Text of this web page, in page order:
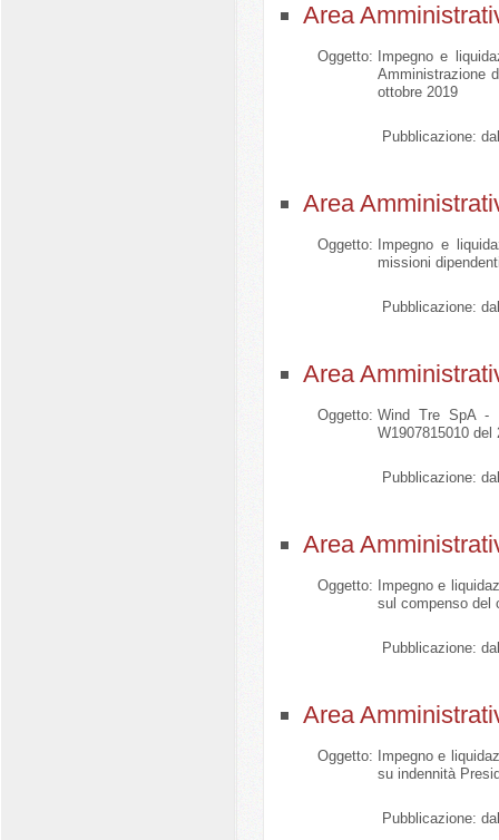
Area
Oggetto:
Impegno e
Amministrazione
ottobre 2019
Pubblicazione:
Area
Oggetto:
Impegno e
missioni
Pubblicazione:
Area
Oggetto: Wind Tre SpA -
W1907815010
Pubblicazione:
Area
Oggetto:
Impegno e
sul compenso del
Pubblicazione:
Area
Oggetto:
Impegno e
su indennità
Pubblicazione: